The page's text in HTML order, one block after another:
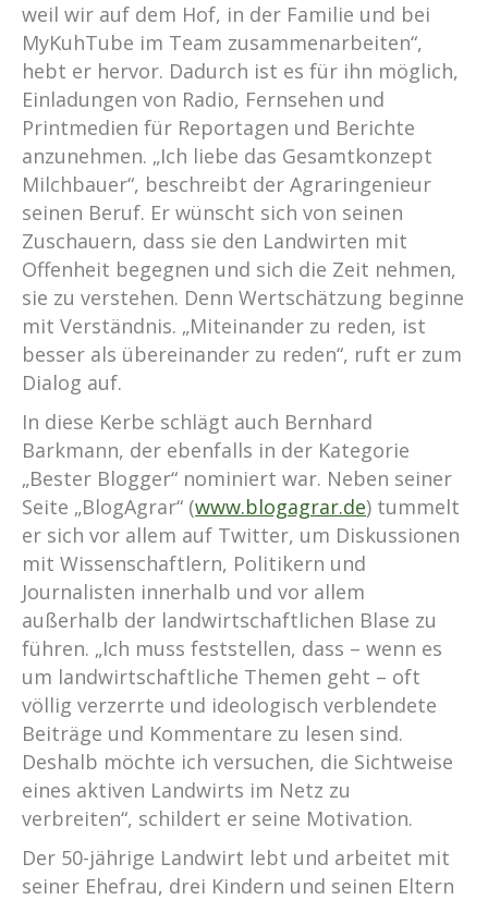
weil wir auf dem Hof, in der Familie und bei
MyKuhTube im Team zusammenarbeiten“,
hebt er hervor. Dadurch ist es für ihn möglich,
Einladungen von Radio, Fernsehen und
Printmedien für Reportagen und Berichte
anzunehmen. „Ich liebe das Gesamtkonzept
Milchbauer“, beschreibt der Agraringenieur
seinen Beruf. Er wünscht sich von seinen
Zuschauern, dass sie den Landwirten mit
Offenheit begegnen und sich die Zeit nehmen,
sie zu verstehen. Denn Wertschätzung beginne
mit Verständnis. „Miteinander zu reden, ist
besser als übereinander zu reden“, ruft er zum
Dialog auf.
In diese Kerbe schlägt auch Bernhard
Barkmann, der ebenfalls in der Kategorie
„Bester Blogger“ nominiert war. Neben seiner
Seite „BlogAgrar“ (www.blogagrar.de) tummelt
er sich vor allem auf Twitter, um Diskussionen
mit Wissenschaftlern, Politikern und
Journalisten innerhalb und vor allem
außerhalb der landwirtschaftlichen Blase zu
führen. „Ich muss feststellen, dass – wenn es
um landwirtschaftliche Themen geht – oft
völlig verzerrte und ideologisch verblendete
Beiträge und Kommentare zu lesen sind.
Deshalb möchte ich versuchen, die Sichtweise
eines aktiven Landwirts im Netz zu
verbreiten“, schildert er seine Motivation.
Der 50-jährige Landwirt lebt und arbeitet mit
seiner Ehefrau, drei Kindern und seinen Eltern